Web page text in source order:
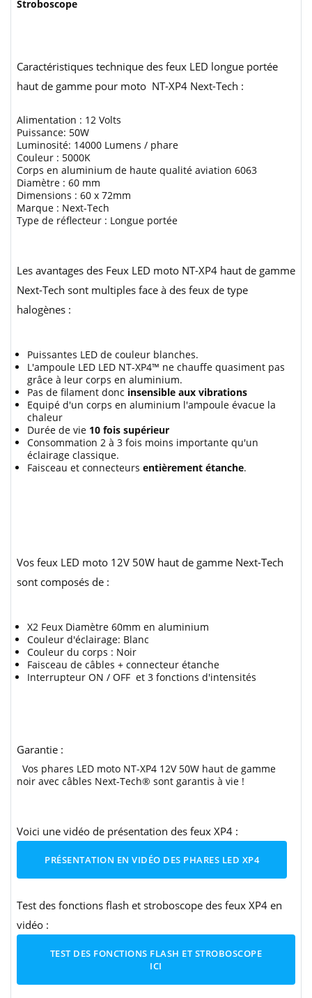
Stroboscope
Caractéristiques technique des feux LED longue portée
haut de gamme pour moto NT-XP4 Next-Tech :
Alimentation : 12 Volts
Puissance: 50W
Luminosité: 14000 Lumens / phare
Couleur : 5000K
Corps en aluminium de haute qualité aviation 6063
Diamètre : 60 mm
Dimensions : 60 x 72mm
Marque : Next-Tech
Type de réflecteur : Longue portée
Les avantages des Feux LED moto NT-XP4 haut de gamme
Next-Tech sont multiples face à des feux de type
halogènes :
Puissantes LED de couleur blanches.
L'ampoule LED LED NT-XP4™ ne chauffe quasiment pas
grâce à leur corps en aluminium.
Pas de filament donc insensible aux vibrations
Equipé d'un corps en aluminium l'ampoule évacue la
chaleur
Durée de vie 10 fois supérieur
Consommation 2 à 3 fois moins importante qu'un
éclairage classique.
Faisceau et connecteurs entièrement étanche.
Vos feux LED moto 12V 50W haut de gamme Next-Tech
sont composés de :
X2 Feux Diamètre 60mm en aluminium
Couleur d'éclairage: Blanc
Couleur du corps : Noir
Faisceau de câbles + connecteur étanche
Interrupteur ON / OFF et 3 fonctions d'intensités
Garantie :
Vos phares LED moto NT-XP4 12V 50W haut de gamme
noir avec câbles Next-Tech® sont garantis à vie !
Voici une vidéo de présentation des feux XP4 :
PRÉSENTATION EN VIDÉO DES PHARES LED XP4
Test des fonctions flash et stroboscope des feux XP4 en
vidéo :
TEST DES FONCTIONS FLASH ET STROBOSCOPE
ICI